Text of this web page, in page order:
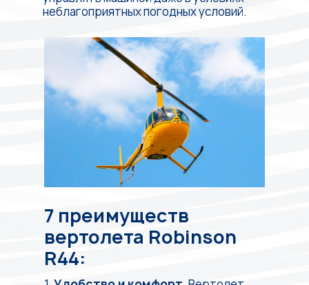
7 преимуществ
вертолета Robinson
R44:
неблагоприятных погодных условий.